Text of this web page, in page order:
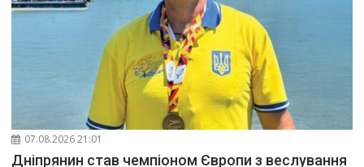
07.08.2026 21:01
Дніпрянин став чемпіоном Європи з веслування